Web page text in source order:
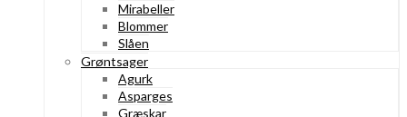
Mirabeller
Blommer
Slåen
Grøntsager
Agurk
Asparges
Græskar